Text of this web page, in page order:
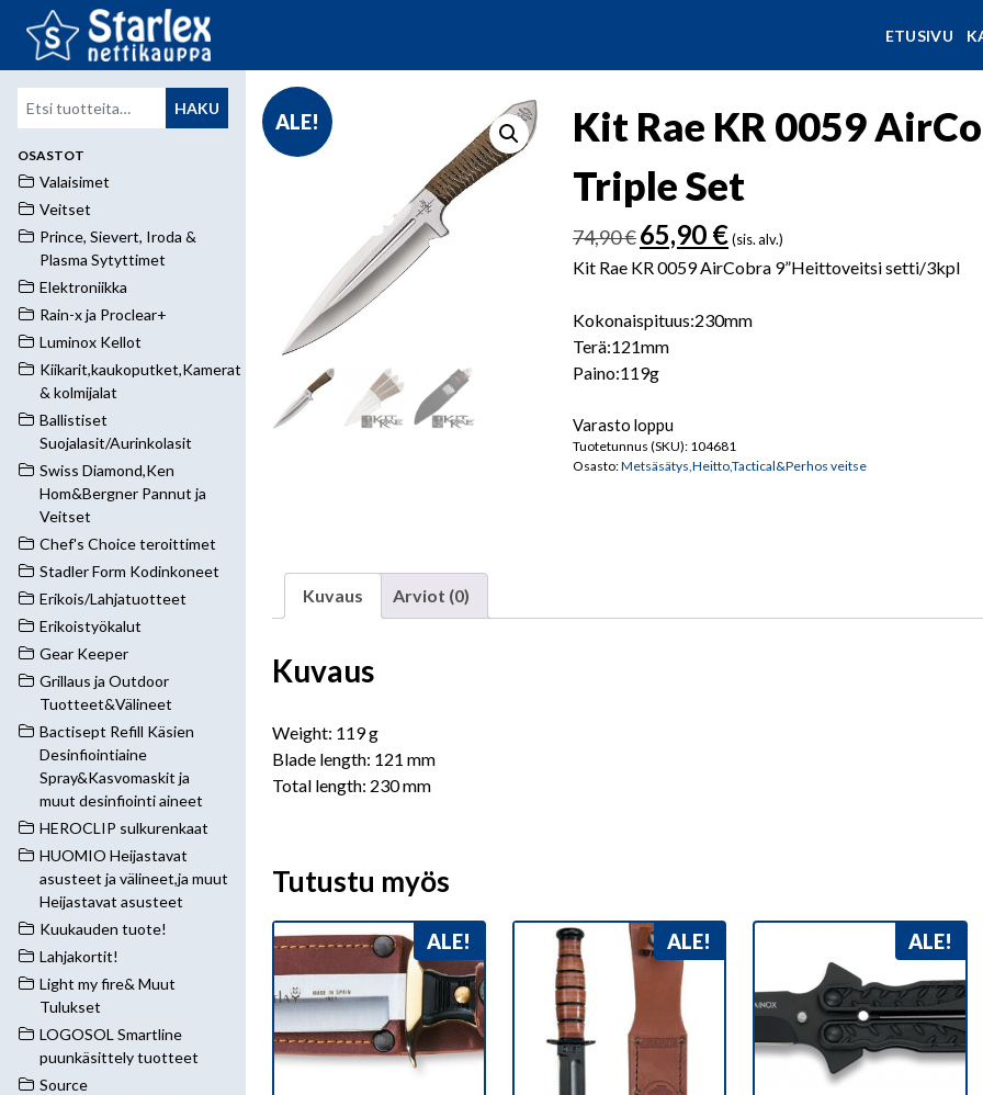
ETUSIVU
Etsi: HAKU
OSASTOT
Valaisimet
Veitset
Prince, Sievert, Iroda &
Plasma Sytyttimet
Elektroniikka
Rain-x ja Proclear+
Luminox Kellot
Kiikarit,kaukoputket,Kamerat
& kolmijalat
Ballistiset
Suojalasit/Aurinkolasit
Swiss Diamond,Ken
Hom&Bergner Pannut ja
Veitset
Chef's Choice teroittimet
Stadler Form Kodinkoneet
Erikois/Lahjatuotteet
Erikoistyökalut
Gear Keeper
Grillaus ja Outdoor
Tuotteet&Välineet
Bactisept Refill Käsien
Desinfiointiaine
Spray&Kasvomaskit ja
muut desinfiointi aineet
HEROCLIP sulkurenkaat
HUOMIO Heijastavat
asusteet ja välineet,ja muut
Heijastavat asusteet
Kuukauden tuote!
Lahjakortit!
Light my fire& Muut
Tulukset
LOGOSOL Smartline
puunkäsittely tuotteet
Source
ALE!
Kit Rae KR 0059
Triple Set
74,90€ Alkuperäinen
hinta
oli:
65,90 €Nykyinen
hinta
on:
(sis. alv.)
Kit Rae KR 0059 AirCobra 9”Heittoveitsi setti/3kpl
Kokonaispituus:230mm
Terä:121mm
Paino:119g
Varasto loppu
Tuotetunnus (SKU): 104681
Osasto:Metsäsätys,Heitto,Tactical&Perhos veitse
Kuvaus Arviot (0)
Kuvaus
Weight: 119 g
Blade length: 121 mm
Total length: 230 mm
Tutustu myös
ALE! ALE! ALE!